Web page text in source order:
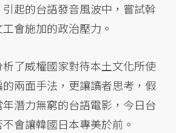
引起的台語發音風波中，嘗試斡
會施加的政治壓力。
析了威權國家對待本土文化所使
兩面手法，更讓讀者思考，假
潛力無窮的台語電影，今日台
會讓韓國日本專美於前。